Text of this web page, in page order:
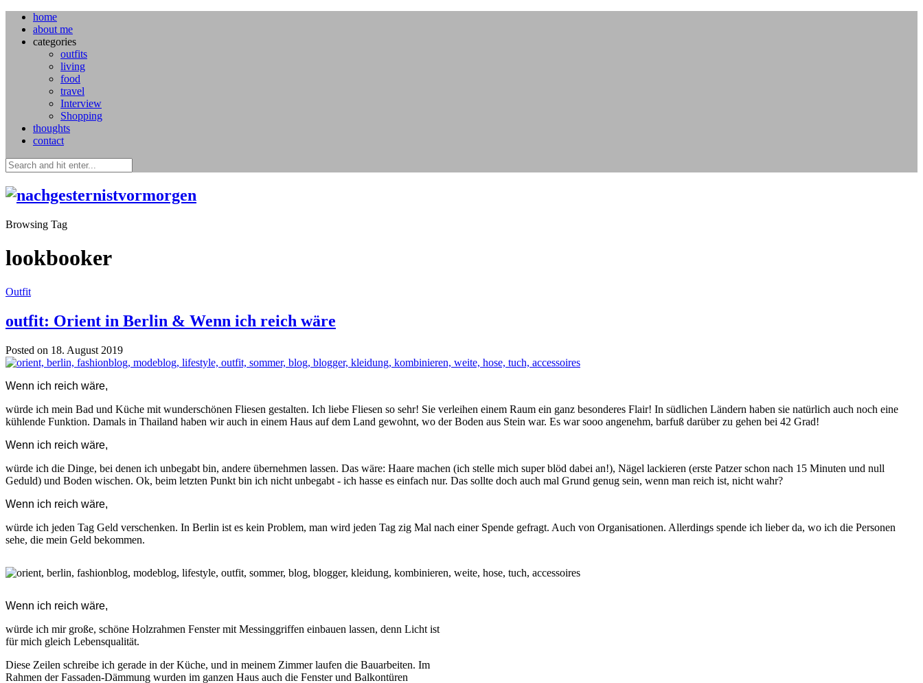
home
about me
categories
outfits
living
food
travel
Interview
Shopping
thoughts
contact
Browsing Tag
lookbooker
Outfit
outfit: Orient in Berlin & Wenn ich reich wäre
Posted on 18. August 2019
Wenn ich reich wäre,
würde ich mein Bad und Küche mit wunderschönen Fliesen gestalten. Ich liebe Fliesen so sehr! Sie verleihen einem Raum ein ganz besonderes Flair! In südlichen Ländern haben sie natürlich auch noch eine
kühlende Funktion. Damals in Thailand haben wir auch in einem Haus auf dem Land gewohnt, wo der Boden aus Stein war. Es war sooo angenehm, barfuß darüber zu gehen bei 42 Grad!
Wenn ich reich wäre,
würde ich die Dinge, bei denen ich unbegabt bin, andere übernehmen lassen. Das wäre: Haare machen (ich stelle mich super blöd dabei an!), Nägel lackieren (erste Patzer schon nach 15 Minuten und null
Geduld) und Boden wischen. Ok, beim letzten Punkt bin ich nicht unbegabt - ich hasse es einfach nur. Das sollte doch auch mal Grund genug sein, wenn man reich ist, nicht wahr?
Wenn ich reich wäre,
würde ich jeden Tag Geld verschenken. In Berlin ist es kein Problem, man wird jeden Tag zig Mal nach einer Spende gefragt. Auch von Organisationen. Allerdings spende ich lieber da, wo ich die Personen
sehe, die mein Geld bekommen.
Wenn ich reich wäre,
würde ich mir große, schöne Holzrahmen Fenster mit Messinggriffen einbauen lassen, denn Licht ist
für mich gleich Lebensqualität.
Diese Zeilen schreibe ich gerade in der Küche, und in meinem Zimmer laufen die Bauarbeiten. Im
Rahmen der Fassaden-Dämmung wurden im ganzen Haus auch die Fenster und Balkontüren